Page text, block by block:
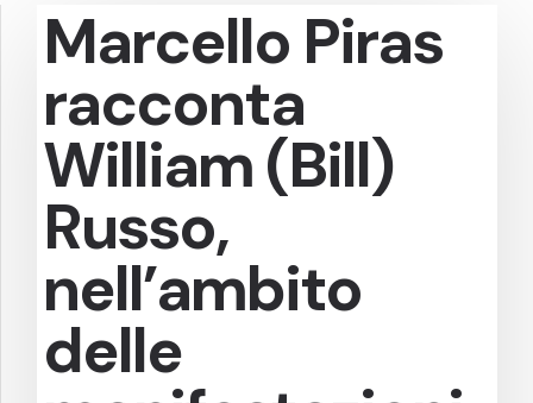
Marcello Piras
racconta
William (Bill)
Russo,
nell’ambito
delle